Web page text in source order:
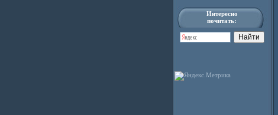
Интересно
почитать: